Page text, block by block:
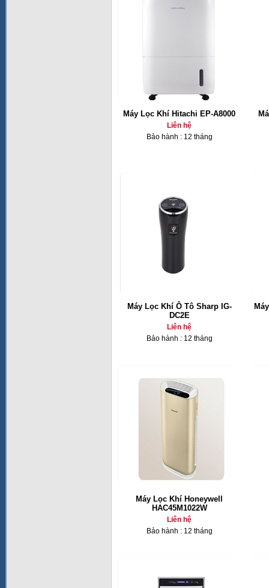
Máy Lọc Khí Hitachi EP-A8000
Liên hệ
Bảo hành : 12 tháng
Máy Lọc Khí Ô Tô Sharp IG-
DC2E
Liên hệ
Bảo hành : 12 tháng
Máy Lọc Khí Honeywell
HAC45M1022W
Liên hệ
Bảo hành : 12 tháng